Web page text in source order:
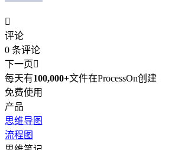

评论
0 条评论
下一页
每天有100,000+文件在ProcessOn创建
免费使用
产品
思维导图
流程图